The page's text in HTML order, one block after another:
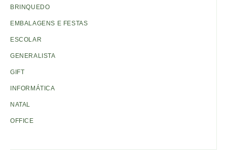
BRINQUEDO
EMBALAGENS E FESTAS
ESCOLAR
GENERALISTA
GIFT
INFORMÁTICA
NATAL
OFFICE